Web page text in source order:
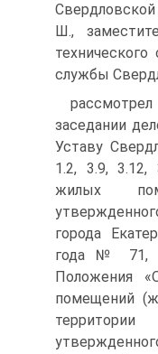
Ш.,
службы
заседании
Уставу
1.2, 3.9,
жилых
города
года № 71,
Положения
помещений